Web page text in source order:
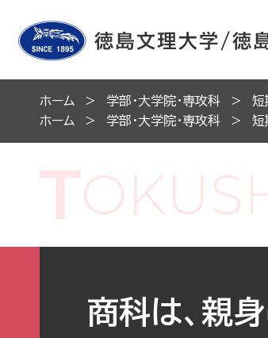
ホーム 学部・大学院・専攻科 短
ホーム
学部・大学院・専攻科 短
商科は、親